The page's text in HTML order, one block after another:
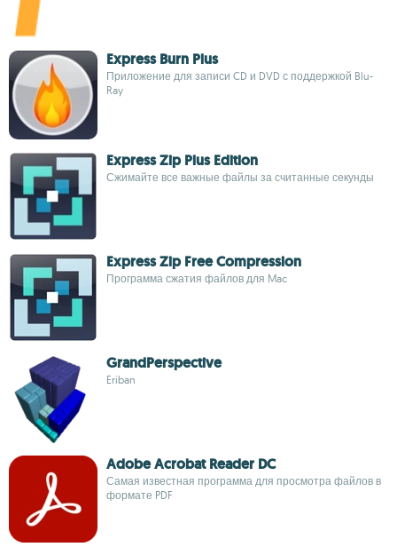
Express Burn Plus
Приложение для записи CD и DVD с поддержкой Blu-
Ray
Express Zip Plus Edition
Сжимайте все важные файлы за считанные секунды
Express Zip Free Compression
Программа сжатия файлов для Mac
GrandPerspective
Eriban
Adobe Acrobat Reader DC
Самая известная программа для просмотра файлов в
формате PDF